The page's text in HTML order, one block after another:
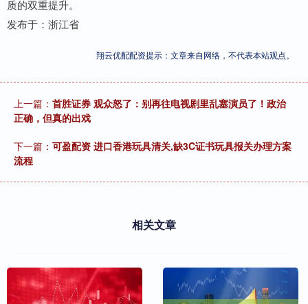
质的双重提升。
发布于：浙江省
翔云优配配资提示：文章来自网络，不代表本站观点。
上一篇： 首胜证券 观众怒了：别再往电视剧里乱塞演员了！政治
正确，但真的出戏
下一篇： 可盈配资 进口香港玩具清关,缺3C证书玩具报关办理方案
流程
相关文章